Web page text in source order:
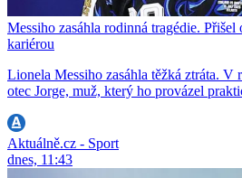
Messiho zasáhla rodinná tragédie.
kariérou
Lionela Messiho zasáhla těžká ztráta. V
otec Jorge, muž, který ho provázel
Aktuálně.cz - Sport
dnes, 11:43